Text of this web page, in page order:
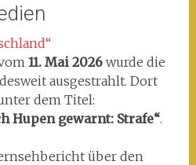
11. Mai 2026wurde die
ausgestrahlt. Dort
dem Titel:
Hupen gewarnt: Strafe“.
über den